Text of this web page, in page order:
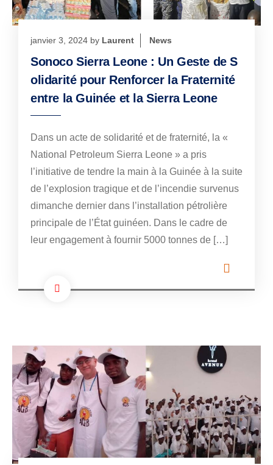
janvier 3, 2024 by Laurent News
Sonoco Sierra Leone : Un Geste de S
olidarité pour Renforcer la Fraternité
entre la Guinée et la Sierra Leone
Dans un acte de solidarité et de fraternité, la «
National Petroleum Sierra Leone » a pris
l’initiative de tendre la main à la Guinée à la suite
de l’explosion tragique et de l’incendie survenus
dimanche dernier dans l’installation pétrolière
principale de l’État guinéen. Dans le cadre de
leur engagement à fournir 5000 tonnes de […]